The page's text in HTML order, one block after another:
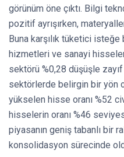
görünüm öne çıktı. Bilgi
pozitif ayrışırken,
Buna karşılık tüketici
hizmetleri ve sanayi
sektörü %0,28 düşüşle
sektörlerde belirgin bir yön
yükselen hisse oranı %52
hisselerin oranı %46
piyasanın geniş tabanlı bir
konsolidasyon sürecinde